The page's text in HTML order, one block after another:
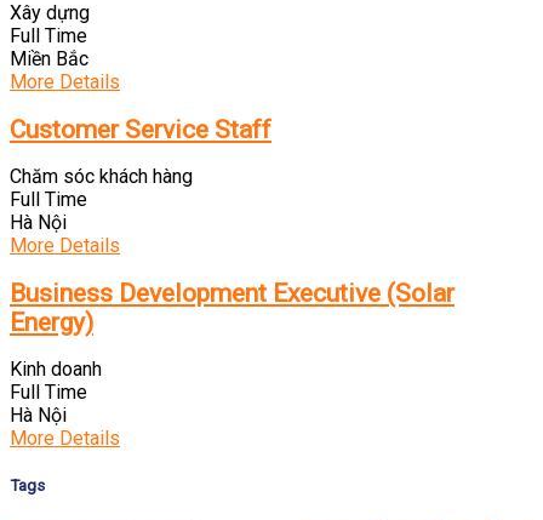
Xây dựng
Full Time
Miền Bắc
More Details
Customer Service Staff
Chăm sóc khách hàng
Full Time
Hà Nội
More Details
Business Development Executive (Solar
Energy)
Kinh doanh
Full Time
Hà Nội
More Details
Tags